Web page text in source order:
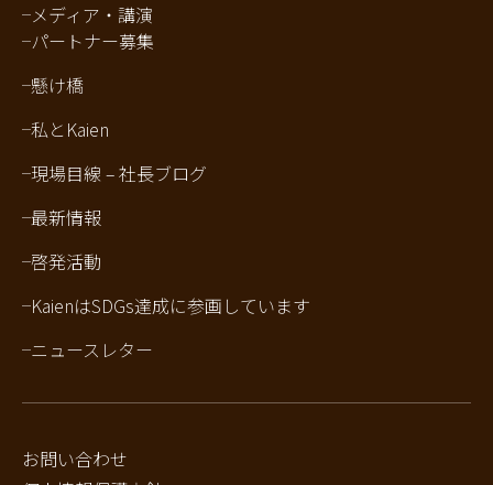
メディア・講演
パートナー募集
懸け橋
私とKaien
現場目線 – 社長ブログ
最新情報
啓発活動
KaienはSDGs達成に参画しています
ニュースレター
お問い合わせ